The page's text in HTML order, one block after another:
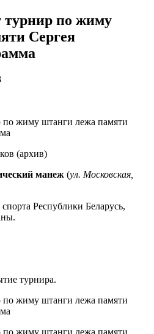
турнир по жиму
Сергея
(архив)
манеж (ул. Московская,
Республики Беларусь,
турнира.